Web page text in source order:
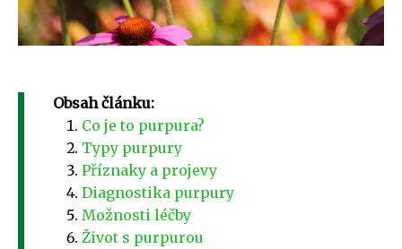
Obsah článku:
Co je to purpura?
Typy purpury
Příznaky a projevy
Diagnostika purpury
Možnosti léčby
Život s purpurou